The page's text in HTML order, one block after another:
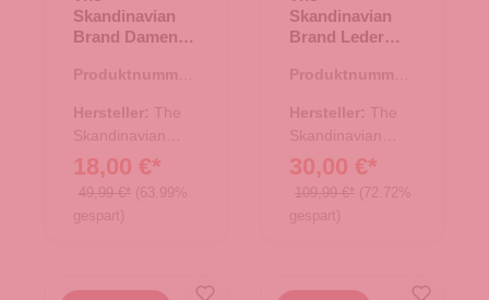
Skandinavian
Brand Damen
Umhängetasche
Produktnummer:
Hersteller: The
Skandinavian
Brand
18,00 €*
49,99 €* (63.99%
gespart)
Skandinavian
Brand Leder
Cognac
Produktnummer:
Hersteller: The
Skandinavian
Brand
30,00 €*
109,99 €* (72.72%
gespart)